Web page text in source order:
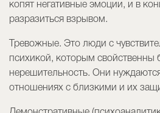
копят негативные эмоции, и в
разразиться взрывом.
Тревожные. Это люди с
психикой, которым свойственны
нерешительность. Они
отношениях с близкими и их